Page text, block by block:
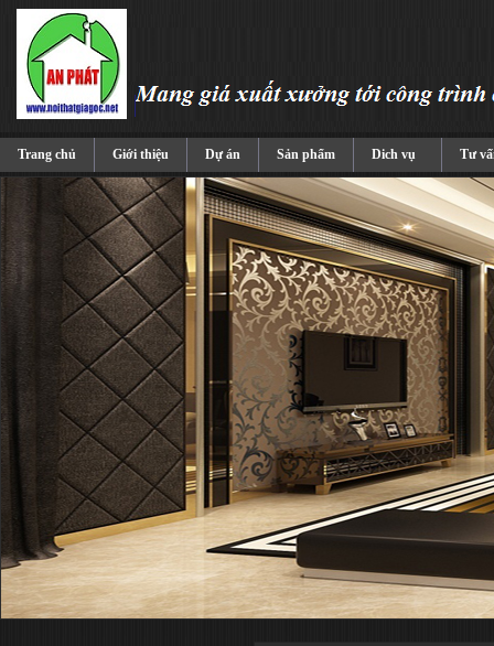
Trang chủ Giới thiệu Dự án Sản phẩm Dich vụ Tư